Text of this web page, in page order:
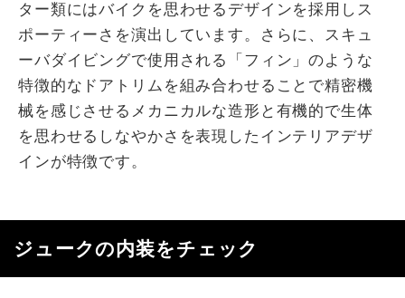
ター類にはバイクを思わせるデザインを採用しス
ポーティーさを演出しています。さらに、スキュ
ーバダイビングで使用される「フィン」のような
特徴的なドアトリムを組み合わせることで精密機
械を感じさせるメカニカルな造形と有機的で生体
を思わせるしなやかさを表現したインテリアデザ
インが特徴です。
ジュークの内装をチェック